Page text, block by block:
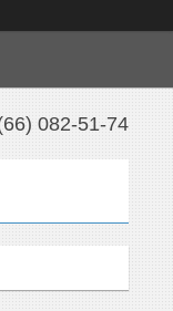
082-51-74